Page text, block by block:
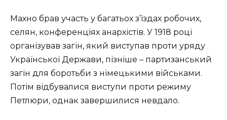
Махно брав участь у багатьох з’їздах робочих,
селян, конференціях анархістів. У 1918 році
організував загін, який виступав проти уряду
Української Держави, пізніше – партизанський
загін для боротьби з німецькими військами.
Потім відбувалися виступи проти режиму
Петлюри, однак завершилися невдало.